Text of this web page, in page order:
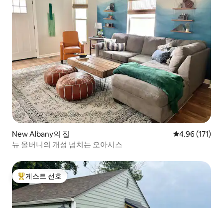
New Albany의 집 평점 4.96점(5
4.96 (171)
뉴 올버니의 개성 넘치는 오아시스
상위 게스트 선호
게스트 선호